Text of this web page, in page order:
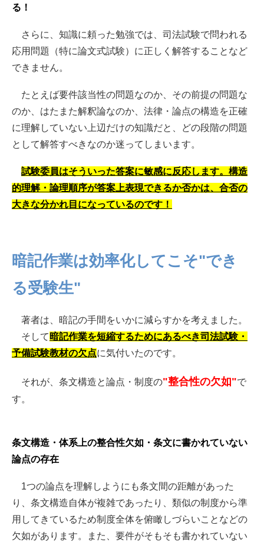
る！
さらに、知識に頼った勉強では、司法試験で問われる
応用問題（特に論文式試験）に正しく解答することなど
できません。
たとえば要件該当性の問題なのか、その前提の問題な
のか、はたまた解釈論なのか、法律・論点の構造を正確
に理解していない上辺だけの知識だと、どの段階の問題
として解答すべきなのか迷ってしまいます。
試験委員はそういった答案に敏感に反応します。構造
的理解・論理順序が答案上表現できるか否かは、合否の
大きな分かれ目になっているのです！
暗記作業は効率化してこそ"でき
る受験生"
著者は、暗記の手間をいかに減らすかを考えました。
そして 暗記作業を短縮するためにあるべき司法試験・
予備試験教材の欠点に気付いたのです。
それが、条文構造と論点・制度の"整合性の欠如"で
す。
条文構造・体系上の整合性欠如・条文に書かれていない
論点の存在
1つの論点を理解しようにも条文間の距離があった
り、条文構造自体が複雑であったり、類似の制度から準
用してきているため制度全体を俯瞰しづらいことなどの
欠如があります。また、要件がそもそも書かれていない